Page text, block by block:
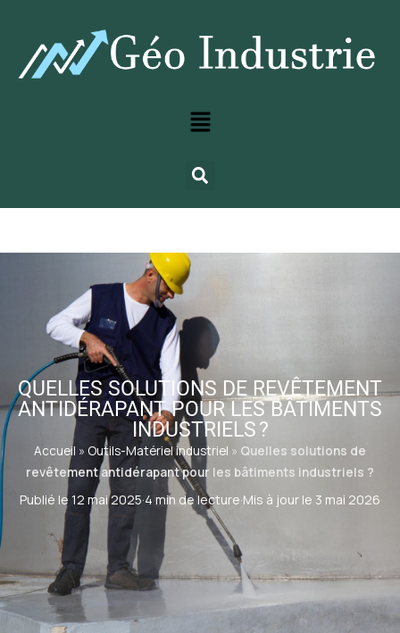
QUELLES SOLUTIONS DE REVÊTEMENT
ANTIDÉRAPANT POUR LES BÂTIMENTS
INDUSTRIELS ?
Accueil » Outils-Matériel industriel » Quelles solutions de
revêtement antidérapant pour les bâtiments industriels ?
Publié le 12 mai 2025·4 min de lecture·Mis à jour le 3 mai 2026